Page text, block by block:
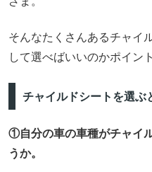
そんなたくさんあるチャイ
して選べばいいのかポイン
チャイルドシートを選ぶ
①自分の車の車種がチャイ
うか。